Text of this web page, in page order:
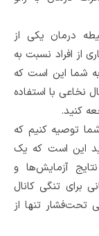
درمان یکی از
از افراد نسبت به
شما این است که
نخاعی با استفاده
کنید.
توصیه کنیم که
این است که یک
آزمایش‌ها و
برای تنگی کانال
تنها از